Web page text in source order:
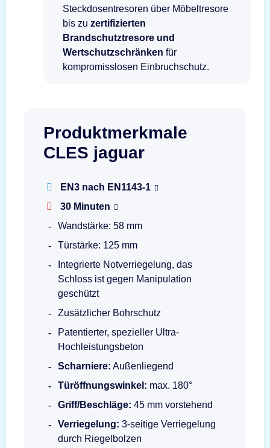
Steckdosentresoren über Möbeltresore
bis zu zertifizierten
Brandschutztresore und
Wertschutzschränken für
kompromisslosen Einbruchschutz.
Produktmerkmale
CLES jaguar
EN3 nach EN1143-1
30 Minuten
Wandstärke: 58 mm
Türstärke: 125 mm
Integrierte Notverriegelung, das
Schloss ist gegen Manipulation
geschützt
Zusätzlicher Bohrschutz
Patentierter, spezieller Ultra-
Hochleistungsbeton
Scharniere: Außenliegend
Türöffnungswinkel: max. 180°
Griff/Beschläge: 45 mm vorstehend
Verriegelung: 3-seitige Verriegelung
durch Riegelbolzen